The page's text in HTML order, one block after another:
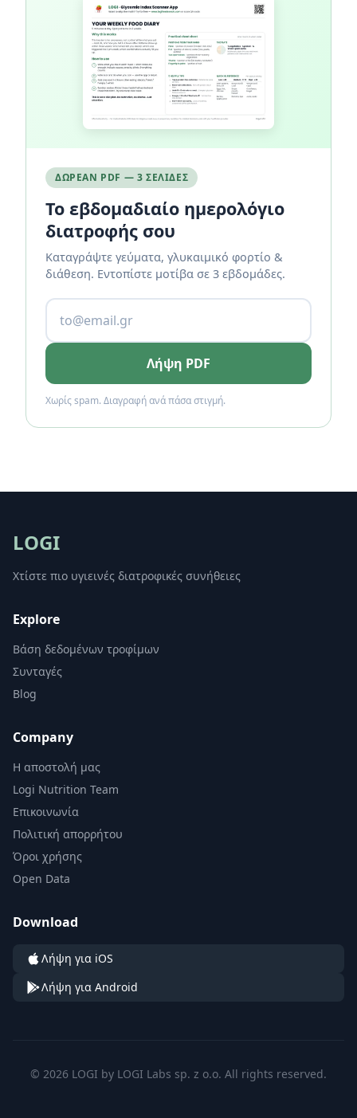
ΔΩΡΕΆΝ PDF — 3 ΣΕΛΊΔΕΣ
Το εβδομαδιαίο ημερολόγιο
διατροφής σου
Καταγράψτε γεύματα, γλυκαιμικό φορτίο &
διάθεση. Εντοπίστε μοτίβα σε 3 εβδομάδες.
Λήψη PDF
Χωρίς spam. Διαγραφή ανά πάσα στιγμή.
LOGI
Χτίστε πιο υγιεινές διατροφικές συνήθειες
Explore
Βάση δεδομένων τροφίμων
Συνταγές
Blog
Company
Η αποστολή μας
Logi Nutrition Team
Επικοινωνία
Πολιτική απορρήτου
Όροι χρήσης
Open Data
Download
Λήψη για iOS
Λήψη για Android
© 2026 LOGI by LOGI Labs sp. z o.o. All rights reserved.